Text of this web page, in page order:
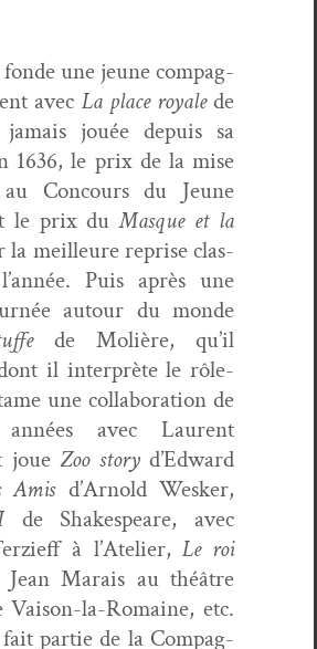
fonde une jeune com­pag­
avec La place royalede
jouée depuis sa
1636, le prix de la mise
Con­cours du Jeune
le prix duMasque et la
la meilleure reprise clas­
Puis après une
autour du monde
de Molière, qu’il
il inter­prète le rôle-
une col­lab­o­ra­tion de
années avec Lau­rent
joueZoo sto­ryd’Edward
Amisd’Arnold Wesker,
de Shake­speare, avec
à l’Atelier, Le roi
Jean Marais au théâtre
Vai­son-la-Romaine, etc.
fait par­tie de la Com­pag­